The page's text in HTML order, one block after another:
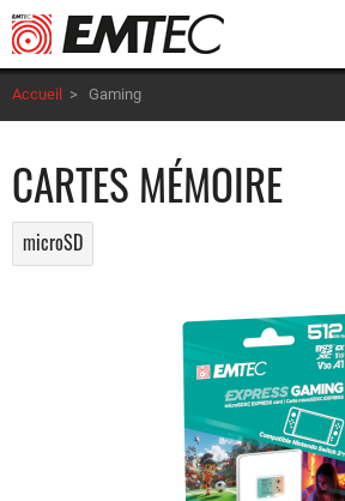
Aller
au
contenu
principal
Accueil > Gaming
CARTES MÉMOIRE
microSD